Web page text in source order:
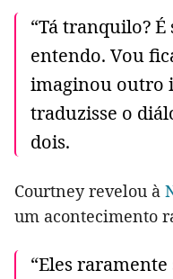
“Tá tranquilo?
entendo. Vou
imaginou outro
traduzisse o
dois.
Courtney revelou à
um acontecimento
“Eles